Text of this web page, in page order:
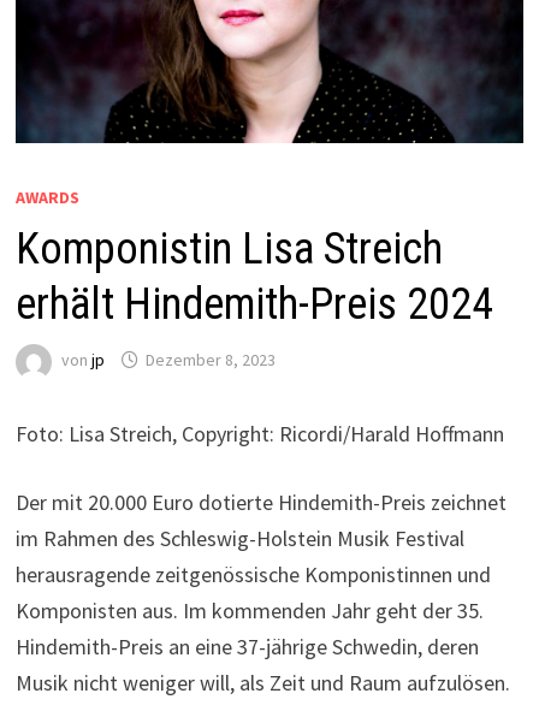
AWARDS
Komponistin Lisa Streich
erhält Hindemith-Preis 2024
vonjp Dezember 8, 2023
Foto: Lisa Streich, Copyright: Ricordi/Harald Hoffmann
Der mit 20.000 Euro dotierte Hindemith-Preis zeichnet
im Rahmen des Schleswig-Holstein Musik Festival
herausragende zeitgenössische Komponistinnen und
Komponisten aus. Im kommenden Jahr geht der 35.
Hindemith-Preis an eine 37-jährige Schwedin, deren
Musik nicht weniger will, als Zeit und Raum aufzulösen.